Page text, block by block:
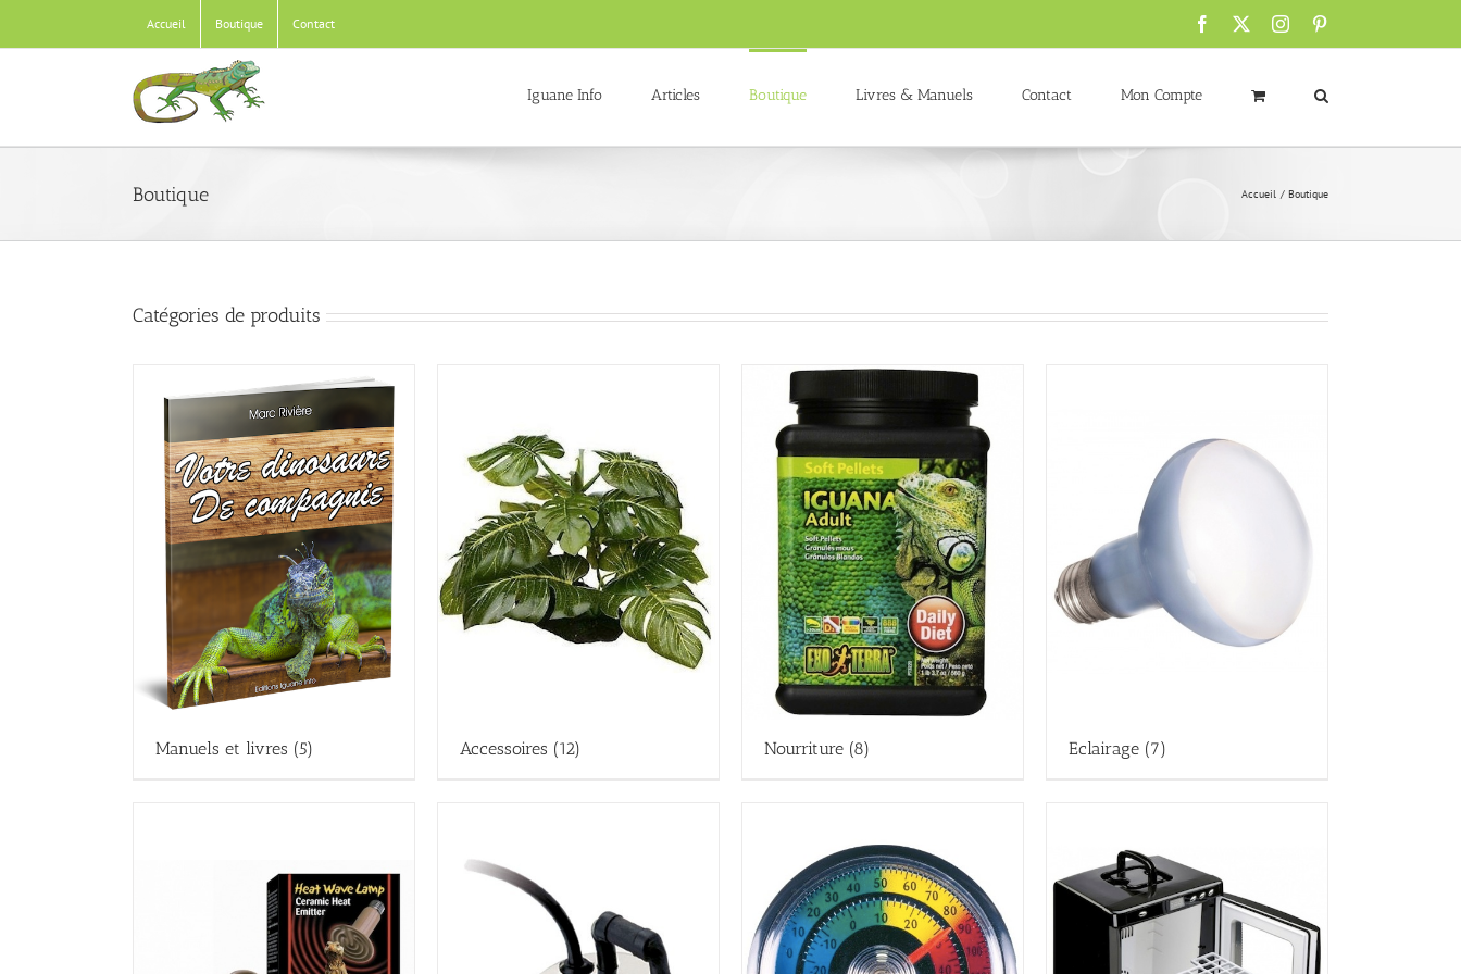
contenu
Accueil Boutique Contact Facebook Instagram
Iguane Info Articles Boutique Livres & Manuels Contact Mon Compte
Boutique Accueil Boutique
Catégories de produits
Manuels et livres (5) Accessoires (12) Nourriture (8) Eclairage (7)